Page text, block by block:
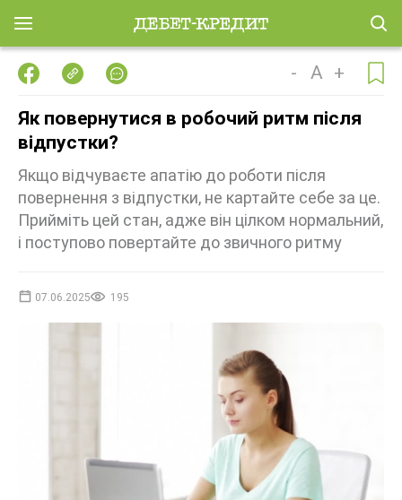
- A +
Як повернутися в робочий ритм після
відпустки?
Якщо відчуваєте апатію до роботи після
повернення з відпустки, не картайте себе за це.
Прийміть цей стан, адже він цілком нормальний,
і поступово повертайте до звичного ритму
07.06.2025 195